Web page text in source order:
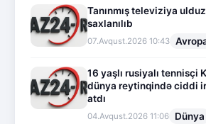
Tanınmış televiziya
saxlanılıb
07.Avqust.2026 10:43
16 yaşlı rusiyalı tennisçi
dünya reytinqində ciddi
atdı
04.Avqust.2026 11:06 Dünya